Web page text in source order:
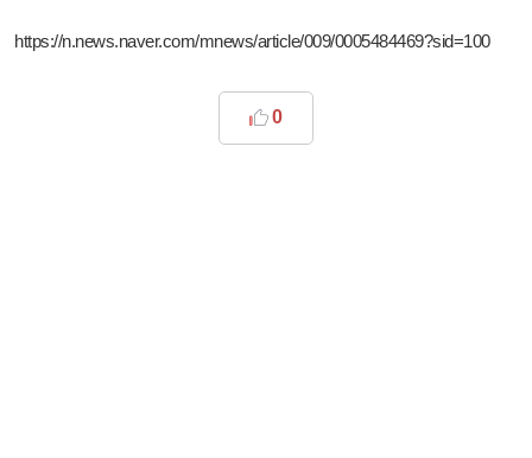
https://n.news.naver.com/mnews/article/009/0005484469?sid=100
0